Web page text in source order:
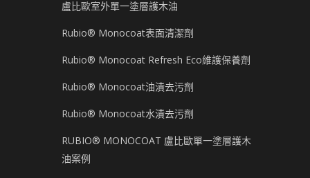
盧比歐室外單一塗層護木油
Rubio® Monocoat表面清潔劑
Rubio® Monocoat Refresh Eco維護保養劑
Rubio® Monocoat油漬去污劑
Rubio® Monocoat水漬去污劑
RUBIO® MONOCOAT 盧比歐單一塗層護木
油案例